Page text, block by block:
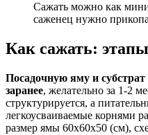
Сажать можно как
саженец нужно
Как сажать:
Посадочную яму и
заранее, желательно за 1-2
структурируется, а
легкоусваиваемые корнями
размер ямы 60х60х50 (см),